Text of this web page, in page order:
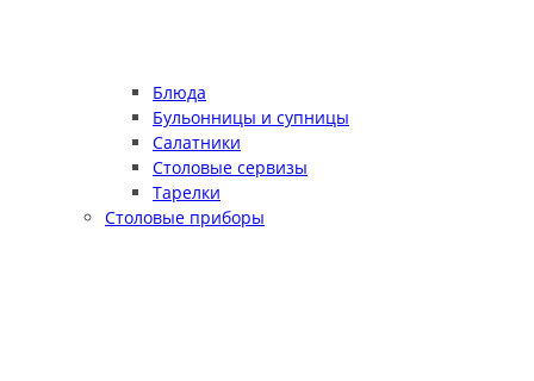
Блюда
Бульонницы и супницы
Салатники
Столовые сервизы
Тарелки
Столовые приборы